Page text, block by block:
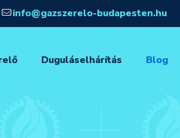
info@gazszerelo-budapesten.hu
Duguláselhárítás Blog